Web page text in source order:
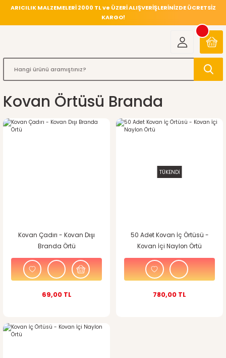
ARICILIK MALZEMELERİ 2000 TL ve ÜZERİ ALIŞVERİŞLERİNİZDE ÜCRETSİZ
KARGO!
Kovan Örtüsü Branda
Kovan Çadırı - Kovan Dışı
Branda Örtü
69,00 TL
TÜKENDİ
50 Adet Kovan İç Örtüsü -
Kovan İçi Naylon Örtü
780,00 TL